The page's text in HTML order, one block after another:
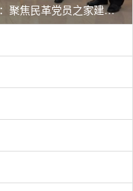
李惠东率队来江苏省淮安市调研：聚焦民革党员之家建设管理、学龄前儿童爱国主义教育